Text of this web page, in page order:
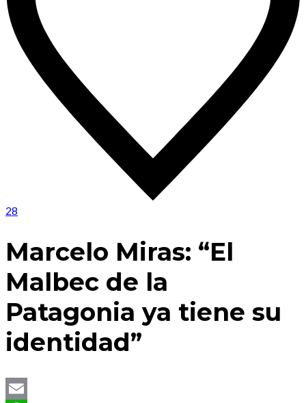
28
Marcelo Miras: “El
Malbec de la
Patagonia ya tiene su
identidad”